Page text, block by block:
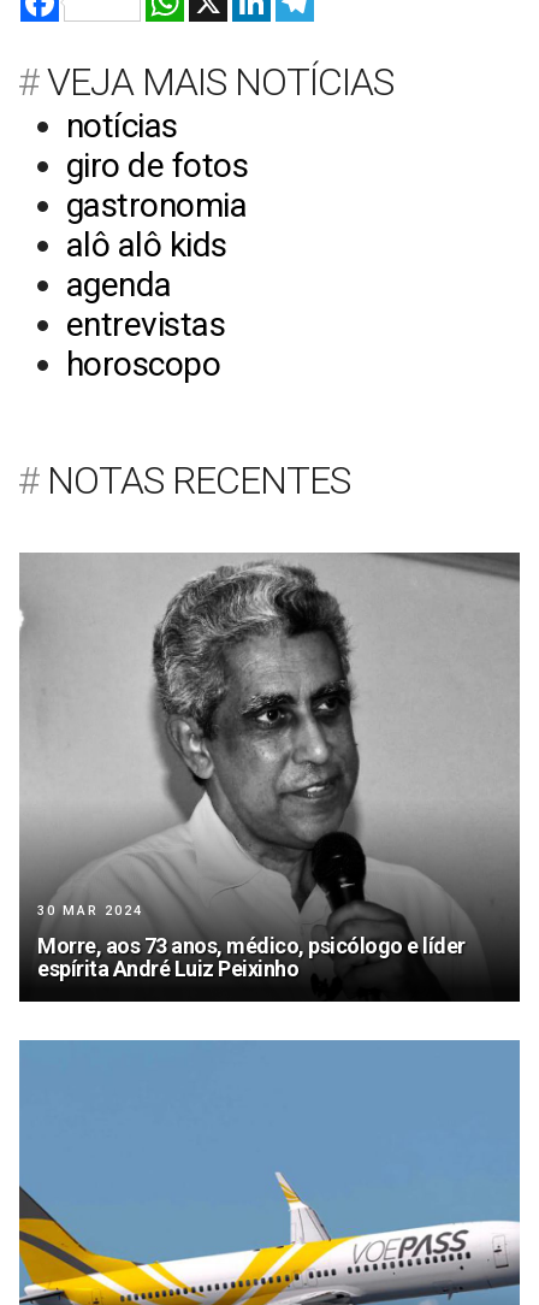
VEJA MAIS NOTÍCIAS
notícias
giro de fotos
gastronomia
alô alô kids
agenda
entrevistas
horoscopo
NOTAS RECENTES
30 MAR 2024
Morre, aos 73 anos, médico, psicólogo e líder
espírita André Luiz Peixinho